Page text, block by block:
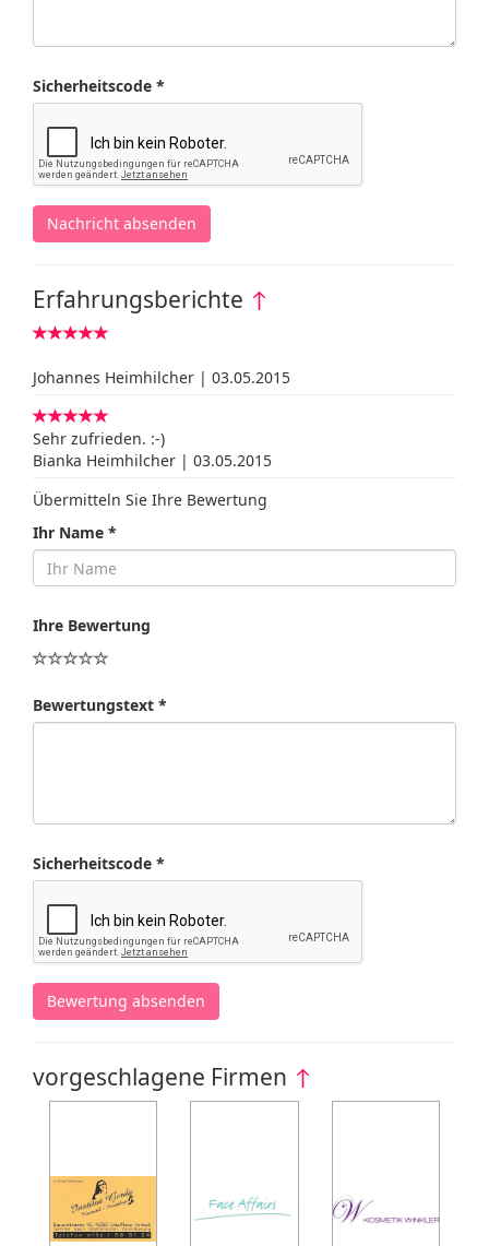
Sicherheitscode *
Nachricht absenden
Erfahrungsberichte ↑
Johannes Heimhilcher | 03.05.2015
Sehr zufrieden. :-)
Bianka Heimhilcher | 03.05.2015
Übermitteln Sie Ihre Bewertung
Ihr Name *
Ihre Bewertung
Bewertungstext *
Sicherheitscode *
Bewertung absenden
vorgeschlagene Firmen ↑